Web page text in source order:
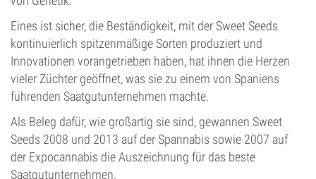
Eines ist sicher, die Beständigkeit, mit der Sweet Seeds
kontinuierlich spitzenmäßige Sorten produziert und
Innovationen vorangetrieben haben, hat ihnen die Herzen
vieler Züchter geöffnet, was sie zu einem von Spaniens
führenden Saatgutunternehmen machte.
Als Beleg dafür, wie großartig sie sind, gewannen Sweet
Seeds 2008 und 2013 auf der Spannabis sowie 2007 auf
der Expocannabis die Auszeichnung für das beste
Saatgutunternehmen.